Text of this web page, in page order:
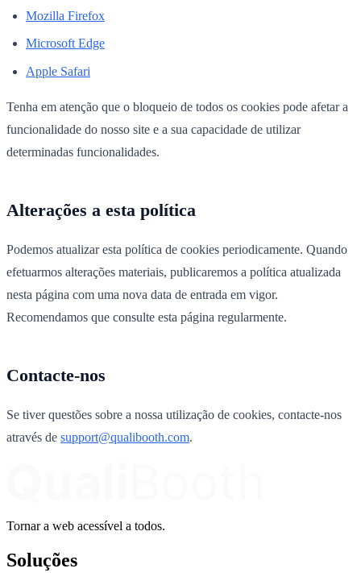
Mozilla Firefox
Microsoft Edge
Apple Safari
Tenha em atenção que o bloqueio de todos os cookies pode afetar a
funcionalidade do nosso site e a sua capacidade de utilizar
determinadas funcionalidades.
Alterações a esta política
Podemos atualizar esta política de cookies periodicamente. Quando
efetuarmos alterações materiais, publicaremos a política atualizada
nesta página com uma nova data de entrada em vigor.
Recomendamos que consulte esta página regularmente.
Contacte-nos
Se tiver questões sobre a nossa utilização de cookies, contacte-nos
através de support@qualibooth.com.
Tornar a web acessível a todos.
Soluções